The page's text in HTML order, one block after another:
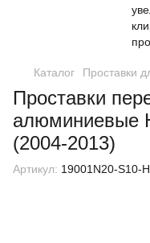
Каталог Проставки
Проставки
алюминиевые
(2004-2013)
Артикул: 19001N20-S10-